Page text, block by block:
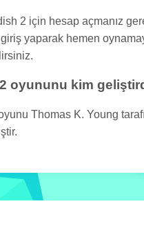
2 için hesap açmanız
yaparak hemen
oyununu kim
Thomas K. Young